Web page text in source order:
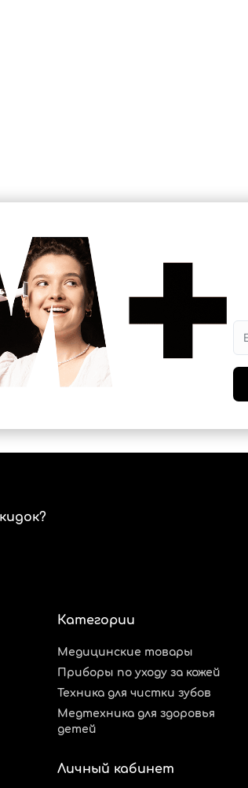
Категории
Медицинские товары
Приборы по уходу за кожей
Техника для чистки зубов
Медтехника для здоровья
детей
Личный кабинет